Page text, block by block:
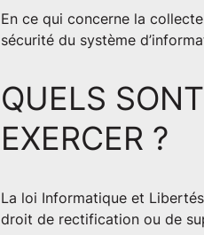
En ce qui concerne la
sécurité du système
QUELS
EXERCER ?
La loi Informatique et
droit de rectification ou de